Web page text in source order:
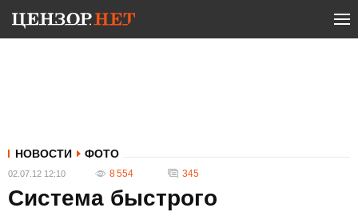
НОВОСТИ ФОТО
02.07.12 12:10 8 554 345
Система быстрого